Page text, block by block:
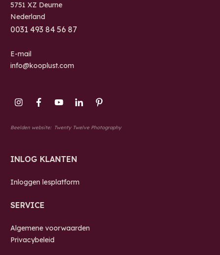
5751 XZ Deurne
Nederland
0031 493 84 56 87
E-mail
info@kooplust.com
Beelden website: Twenty Twelve Photography
INLOG KLANTEN
Inloggen lesplatform
SERVICE
Algemene voorwaarden
Privacybeleid